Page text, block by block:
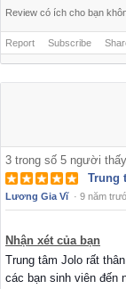
Review có ích cho bạn
Report Subscribe
3 trong số 5 người
Trung
Lương Gia Vĩ· 9 năm
Nhận xét của bạn
Trung tâm Jolo rất
các bạn sinh viên đến